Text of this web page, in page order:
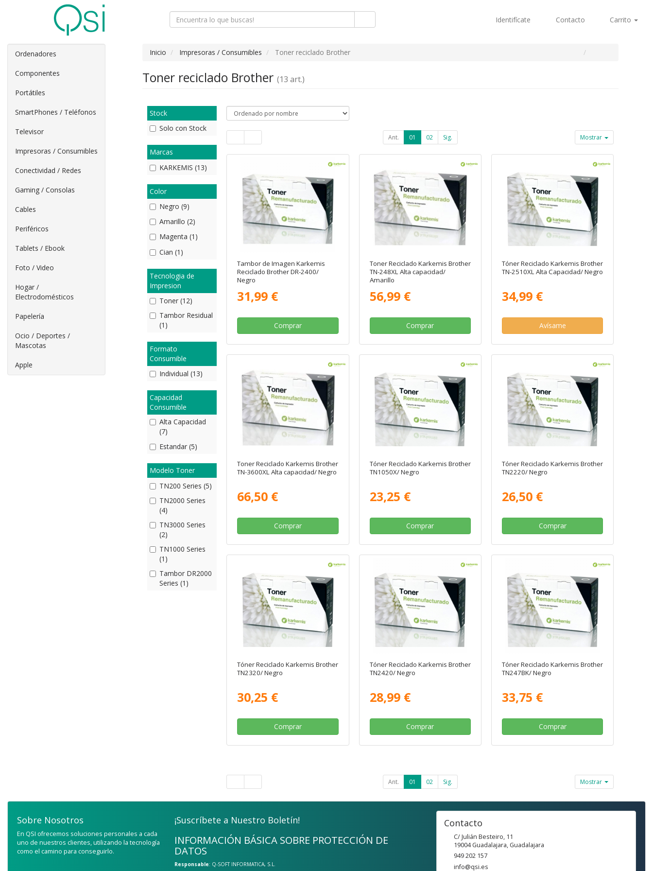
Identifícate Contacto Carrito
Ordenadores
Componentes
Portátiles
SmartPhones / Teléfonos
Televisor
Impresoras / Consumibles
Conectividad / Redes
Gaming / Consolas
Cables
Periféricos
Tablets / Ebook
Foto / Video
Hogar /
Electrodomésticos
Papelería
Ocio / Deportes /
Mascotas
Apple
Inicio Impresoras / Consumibles Toner reciclado Brother
Toner reciclado Brother (13 art.)
Stock
Solo con Stock
Marcas
KARKEMIS (13)
Color
Negro (9)
Amarillo (2)
Magenta (1)
Cian (1)
Tecnologia de
Impresion
Toner (12)
Tambor Residual
(1)
Formato
Consumible
Individual (13)
Capacidad
Consumible
Alta Capacidad
(7)
Estandar (5)
Modelo Toner
TN200 Series (5)
TN2000 Series
(4)
TN3000 Series
(2)
TN1000 Series
(1)
Tambor DR2000
Series (1)
Ant. 01 02 Sig. Mostrar
Tambor de Imagen Karkemis
Reciclado Brother DR-2400/
Negro
31,99 €
Comprar
Toner Reciclado Karkemis Brother
TN-248XL Alta capacidad/
Amarillo
56,99 €
Comprar
Tóner Reciclado Karkemis Brother
TN-2510XL Alta Capacidad/ Negro
34,99 €
Avísame
Toner Reciclado Karkemis Brother
TN-3600XL Alta capacidad/ Negro
66,50 €
Comprar
Tóner Reciclado Karkemis Brother
TN1050X/ Negro
23,25 €
Comprar
Tóner Reciclado Karkemis Brother
TN2220/ Negro
26,50 €
Comprar
Tóner Reciclado Karkemis Brother
TN2320/ Negro
30,25 €
Comprar
Tóner Reciclado Karkemis Brother
TN2420/ Negro
28,99 €
Comprar
Tóner Reciclado Karkemis Brother
TN247BK/ Negro
33,75 €
Comprar
Ant. 01 02 Sig. Mostrar
Sobre Nosotros
En QSI ofrecemos soluciones personales a cada
uno de nuestros clientes, utilizando la tecnología
como el camino para conseguirlo.
¡Suscríbete a Nuestro Boletín!
INFORMACIÓN BÁSICA SOBRE PROTECCIÓN DE
DATOS
Responsable: Q-SOFT INFORMATICA, S.L.
Contacto
C/ Julián Besteiro, 11
19004 Guadalajara, Guadalajara
949 202 157
info@qsi.es